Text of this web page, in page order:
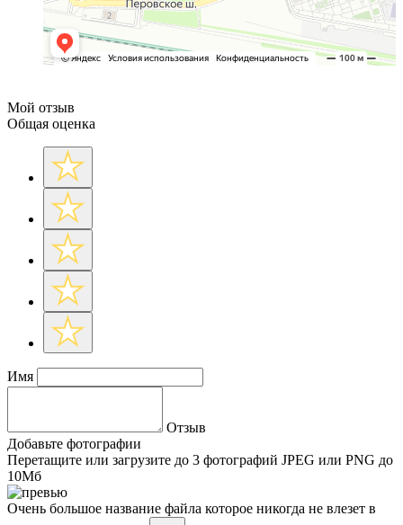
Мой отзыв
Общая оценка
Имя
Отзыв
Добавьте фотографии
Перетащите или загрузите до 3 фотографий JPEG или PNG до
10Мб
Очень большое название файла которое никогда не влезет в